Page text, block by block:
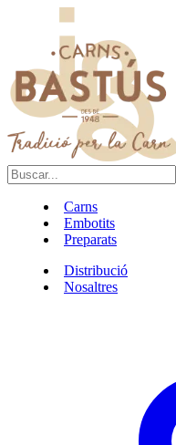
Carns
Embotits
Preparats
Distribució
Nosaltres